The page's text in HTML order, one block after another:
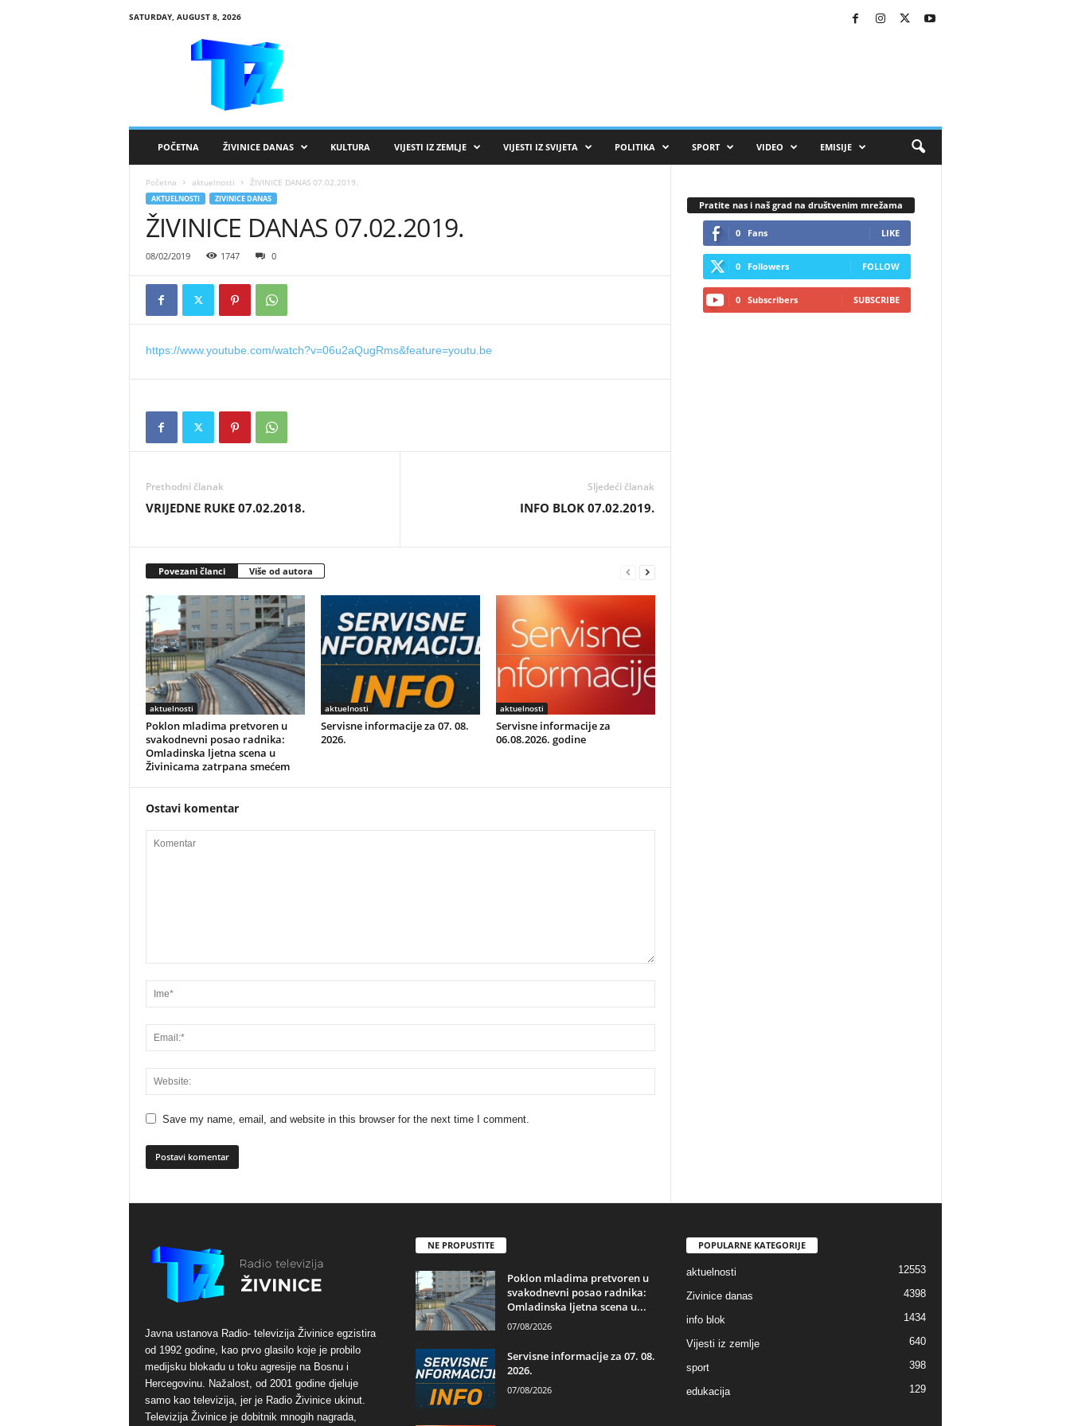
SATURDAY, AUGUST 8, 2026
POČETNA ŽIVINICE DANAS KULTURA VIJESTI IZ ZEMLJE VIJESTI IZ SVIJETA POLITIKA SPORT VIDEO EMISIJE
Početna aktuelnosti ŽIVINICE DANAS 07.02.2019.
AKTUELNOSTI ZIVINICE DANAS
ŽIVINICE DANAS 07.02.2019.
08/02/2019 1747 0
https://www.youtube.com/watch?v=06u2aQugRms&feature=youtu.be
Prethodni članak
VRIJEDNE RUKE 07.02.2018.
Sljedeći članak
INFO BLOK 07.02.2019.
Povezani članci Više od autora
aktuelnosti
Poklon mladima pretvoren u
svakodnevni posao radnika:
Omladinska ljetna scena u
Živinicama zatrpana smećem
aktuelnosti
Servisne informacije za 07. 08.
2026.
aktuelnosti
Servisne informacije za
06.08.2026. godine
Ostavi komentar
Save my name, email, and website in this browser for the next time I comment.
Pratite nas i naš grad na društvenim mrežama
0 Fans LIKE
0 Followers FOLLOW
0 Subscribers SUBSCRIBE
Javna ustanova Radio- televizija Živinice egzistira
od 1992 godine, kao prvo glasilo koje je probilo
medijsku blokadu u toku agresije na Bosnu i
Hercegovinu. Nažalost, od 2001 godine djeluje
samo kao televizija, jer je Radio Živinice ukinut.
Televizija Živinice je dobitnik mnogih nagrada,
NE PROPUSTITE
Poklon mladima pretvoren u
svakodnevni posao radnika:
Omladinska ljetna scena u...
07/08/2026
Servisne informacije za 07. 08.
2026.
07/08/2026
POPULARNE KATEGORIJE
aktuelnosti 12553
Zivinice danas 4398
info blok 1434
Vijesti iz zemlje 640
sport 398
edukacija 129